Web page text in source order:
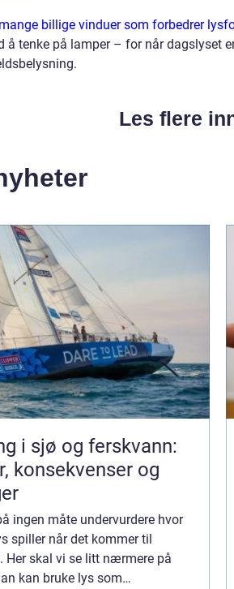
billige vinduer som forbedrer
å tenke på lamper – for når dagslyset
Les flere
i sjø og ferskvann:
konsekvenser og
ingen måte undervurdere hvor
spiller når det kommer til
Her skal vi se litt nærmere på
kan bruke lys som